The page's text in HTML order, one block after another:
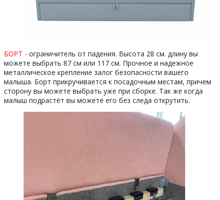
БОРТ - ограничитель от падения. Высота 28 см. длину вы
можете выбрать 87 см или 117 см. Прочное и надежное
металлическое крепление залог безопасности вашего
малыша. Борт прикручивается к посадочным местам, причем
сторону вы можете выбрать уже при сборке. Так же когда
малыш подрастёт вы можете его без следа открутить.